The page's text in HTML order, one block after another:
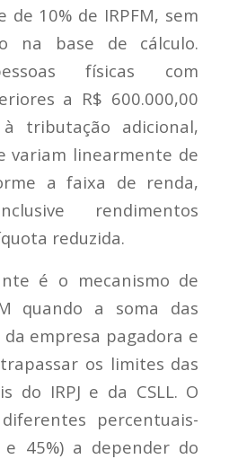
10% de IRPFM, sem
na base de cálculo.
físicas com
a R$ 600.000,00
tributação adicional,
variam linearmente de
a faixa de renda,
rendimentos
reduzida.
é o mecanismo de
quando a soma das
empresa pagadora e
os limites das
do IRPJ e da CSLL. O
percentuais-
e 45%) a depender do